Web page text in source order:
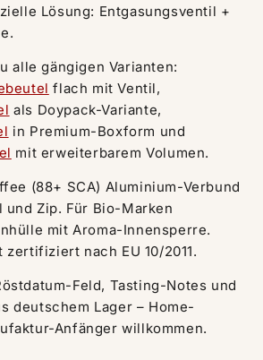
Lösung: Entgasungsventil +
alle gängigen Varianten:
flach mit Ventil,
als Doypack-Variante,
in Premium-Boxform und
mit erweiterbarem Volumen.
(88+ SCA) Aluminium-Verbund
und Zip. Für Bio-Marken
mit Aroma-Innensperre.
nach EU 10/2011.
Feld, Tasting-Notes und
deutschem Lager – Home-
Anfänger willkommen.